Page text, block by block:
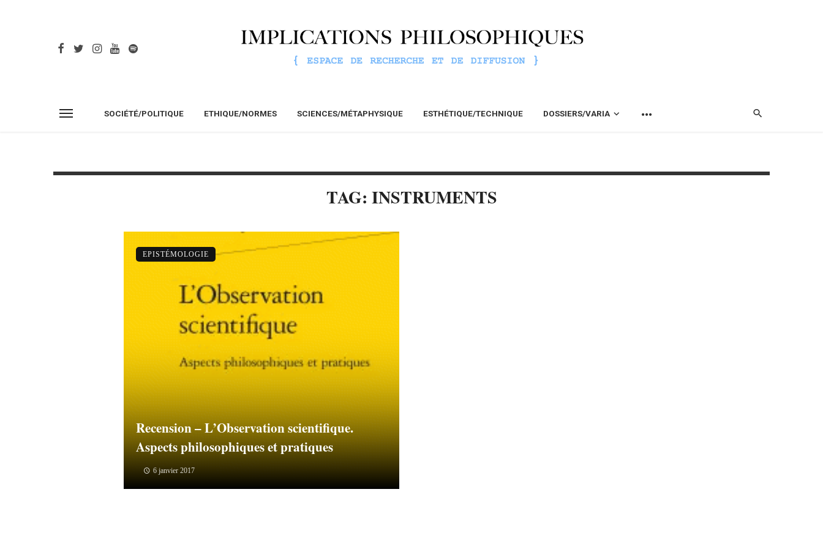
SOCIÉTÉ/POLITIQUE ETHIQUE/NORMES SCIENCES/MÉTAPHYSIQUE ESTHÉTIQUE/TECHNIQUE DOSSIERS/VARIA
TAG: INSTRUMENTS
Recension – L’Observation scientifique.
Aspects philosophiques et pratiques
6 janvier 2017
EPISTÉMOLOGIE